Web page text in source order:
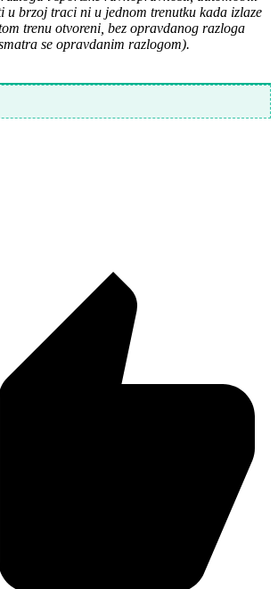
u brzoj traci ni u jednom trenutku kada izlaze
trenu otvoreni, bez opravdanog razloga
se opravdanim razlogom).